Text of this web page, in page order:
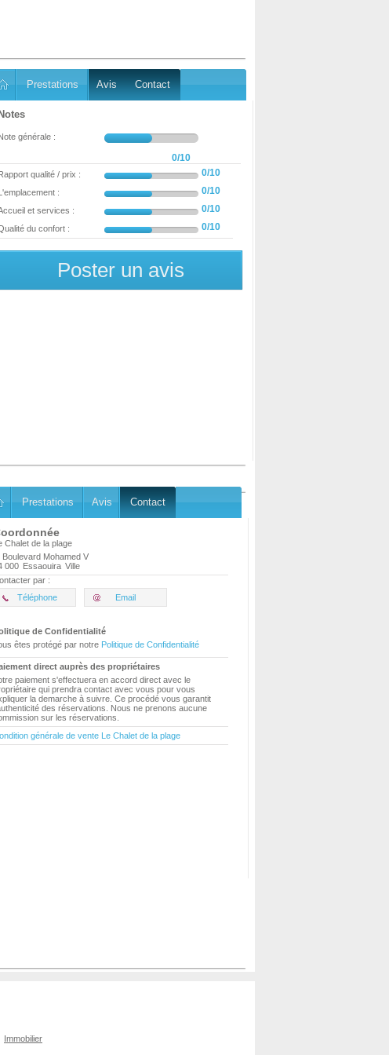
Prestations Avis Contact
Notes
générale :
0/10
qualité / prix : 0/10
: 0/10
et services : 0/10
du confort : 0/10
Poster un avis
Prestations Avis Contact
Chalet de la plage
Boulevard Mohamed V
000 Essaouira Ville
par :
Téléphone
Email
de Confidentialité
êtes protégé par notre Politique de Confidentialité
direct auprès des propriétaires
paiement s'effectuera en accord direct avec le
qui prendra contact avec vous pour vous
la demarche à suivre. Ce procédé vous garantit
des réservations. Nous ne prenons aucune
sur les réservations.
générale de vente Le Chalet de la plage
Immobilier